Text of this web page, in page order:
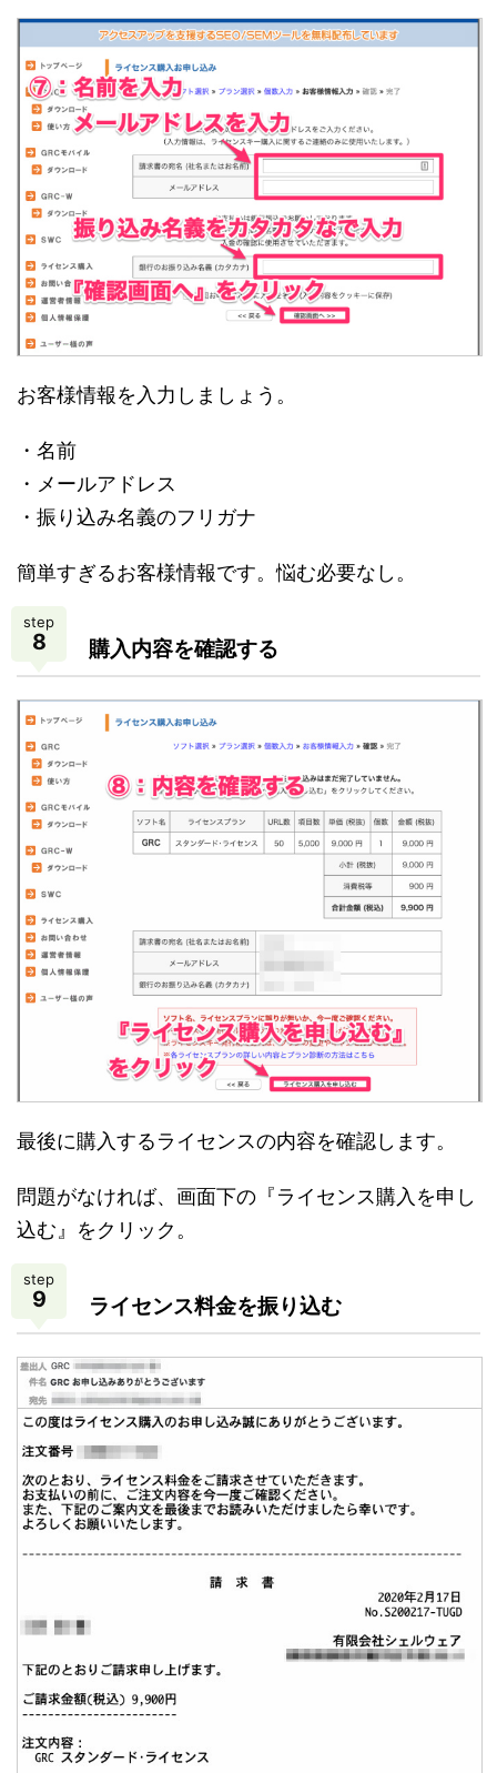
お客様情報を入力しましょう。
・名前
・メールアドレス
・振り込み名義のフリガナ
簡単すぎるお客様情報です。悩む必要なし。
step
8 購入内容を確認する
最後に購入するライセンスの内容を確認します。
問題がなければ、画面下の『ライセンス購入を申し
込む』をクリック。
step
9 ライセンス料金を振り込む